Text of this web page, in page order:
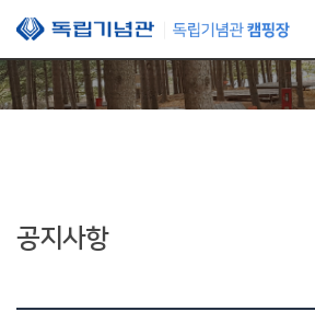
본문 바로가기
공지사항